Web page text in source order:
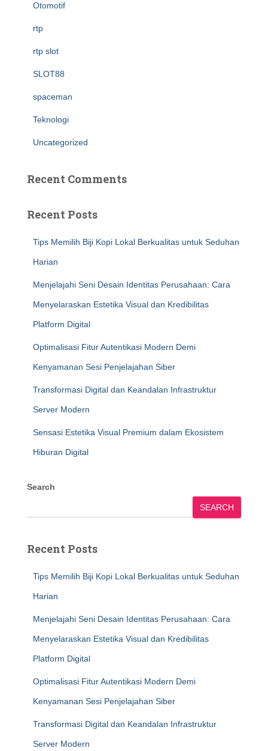
Otomotif
rtp
rtp slot
SLOT88
spaceman
Teknologi
Uncategorized
Recent Comments
Recent Posts
Tips Memilih Biji Kopi Lokal Berkualitas untuk Seduhan
Harian
Menjelajahi Seni Desain Identitas Perusahaan: Cara
Menyelaraskan Estetika Visual dan Kredibilitas
Platform Digital
Optimalisasi Fitur Autentikasi Modern Demi
Kenyamanan Sesi Penjelajahan Siber
Transformasi Digital dan Keandalan Infrastruktur
Server Modern
Sensasi Estetika Visual Premium dalam Ekosistem
Hiburan Digital
Search
SEARCH
Recent Posts
Tips Memilih Biji Kopi Lokal Berkualitas untuk Seduhan
Harian
Menjelajahi Seni Desain Identitas Perusahaan: Cara
Menyelaraskan Estetika Visual dan Kredibilitas
Platform Digital
Optimalisasi Fitur Autentikasi Modern Demi
Kenyamanan Sesi Penjelajahan Siber
Transformasi Digital dan Keandalan Infrastruktur
Server Modern